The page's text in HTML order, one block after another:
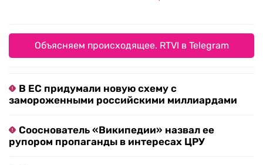
Объясняем происходящее. RTVI в Telegram
В ЕС придумали новую схему с
замороженными российскими миллиардами
Сооснователь «Википедии» назвал ее
рупором пропаганды в интересах ЦРУ